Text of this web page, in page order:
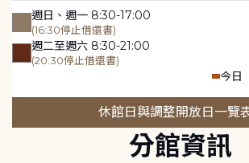
週日、週一 8:30-17:00
(16:30停止借還書)
週二至週六 8:30-21:00
(20:30停止借還書)
今日
休館日與調整開放日一覽
分館資訊